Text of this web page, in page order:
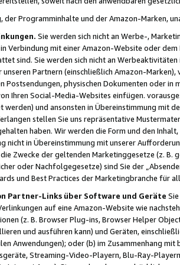
der Programminhalte und der Amazon-Marken,
Sie werden sich nicht an Werbe-,
Verbindung mit einer Amazon-Website oder
sind. Sie werden sich nicht an
unseren Partnern (einschließlich Amazon-
Postsendungen, physischen Dokumenten oder in
Ihren Social-Media-Websites einfügen.
werden) und ansonsten in Übereinstimmung mit
stellen Sie uns repräsentative
haben. Wir werden die Form und den
nicht in Übereinstimmung mit unserer
Zwecke der geltenden Marketinggesetze (z. B.
oder Nachfolgegesetze) sind Sie der
und Best Practices der Marketingbranche für
Partner-Links über Software und Geräte
auf eine Amazon-Website wie
(z. B. Browser Plug-ins, Browser Helper
und ausführen kann) und Geräten,
Anwendungen); oder (b) im Zusammenhang
Streaming-Video-Playern, Blu-Ray-